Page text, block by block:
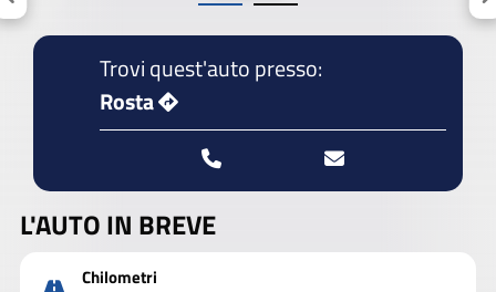
Trovi quest'auto presso:
Rosta
L'AUTO IN BREVE
Chilometri